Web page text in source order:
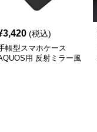
3,420 (税込)
帳型スマホケース
用 反射ミラー風